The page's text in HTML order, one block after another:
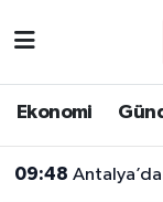
Ekonomi
09:48 Antalya’da
Asayiş
Ankara